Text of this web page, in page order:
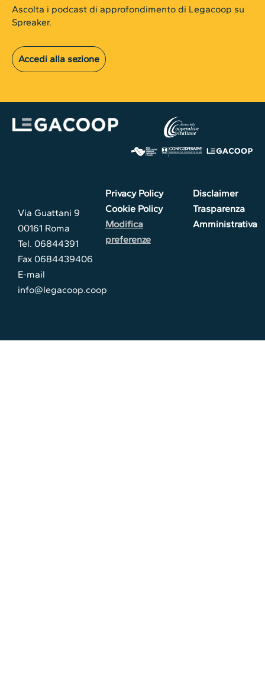
Ascolta i podcast di approfondimento di Legacoop su
Spreaker.
Accedi alla sezione
Via Guattani 9
00161 Roma
Tel. 06844391
Fax 0684439406
E-mail
info@legacoop.coop
Privacy Policy
Cookie Policy
Modifica
preferenze
Disclaimer
Trasparenza
Amministrativa